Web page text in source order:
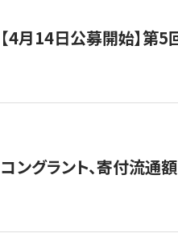
【4月14日公募開始】第
コングラント、寄付流通